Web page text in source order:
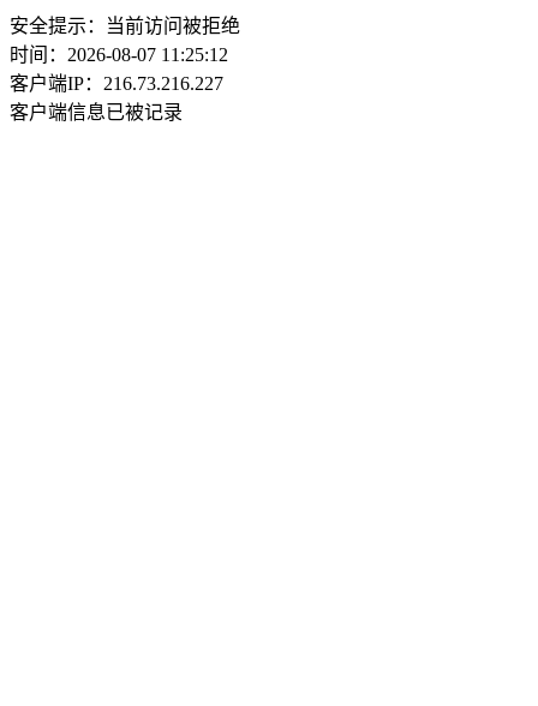
安全提示：当前访问被拒绝
时间：2026-08-07 11:25:12
客户端IP：216.73.216.227
客户端信息已被记录